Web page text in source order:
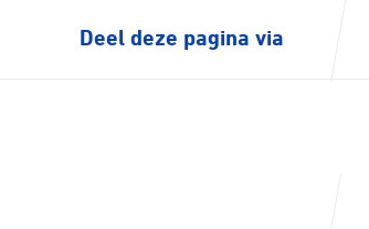
Deel deze pagina via